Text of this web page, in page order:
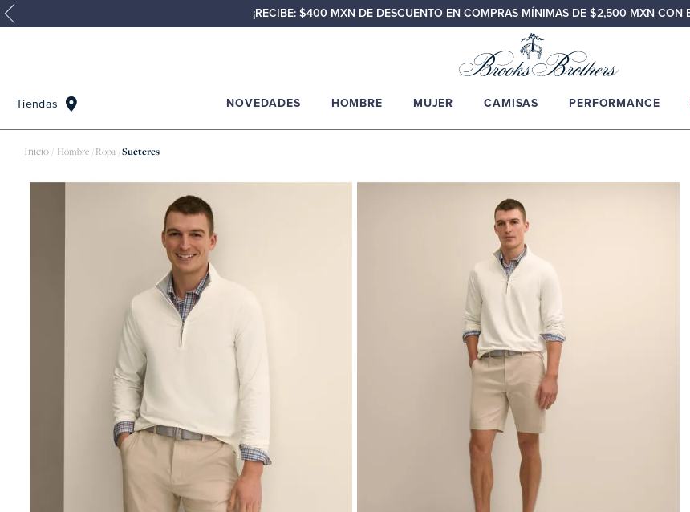
¡RECIBE: $400 MXN DE DESCUENTO EN COMPRAS MÍNIMAS DE $2,500 MXN CON
Tiendas NOVEDADES HOMBRE MUJER CAMISAS PERFORMANCE
Hombre Ropa Suéteres